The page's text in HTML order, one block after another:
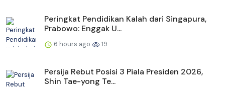
Peringkat Pendidikan Kalah dari Singapura,
Prabowo: Enggak U...
6 hours ago 19
Persija Rebut Posisi 3 Piala Presiden 2026,
Shin Tae-yong Te...